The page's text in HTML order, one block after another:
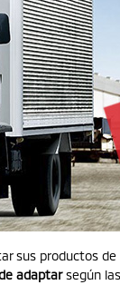
sus productos
adaptar según